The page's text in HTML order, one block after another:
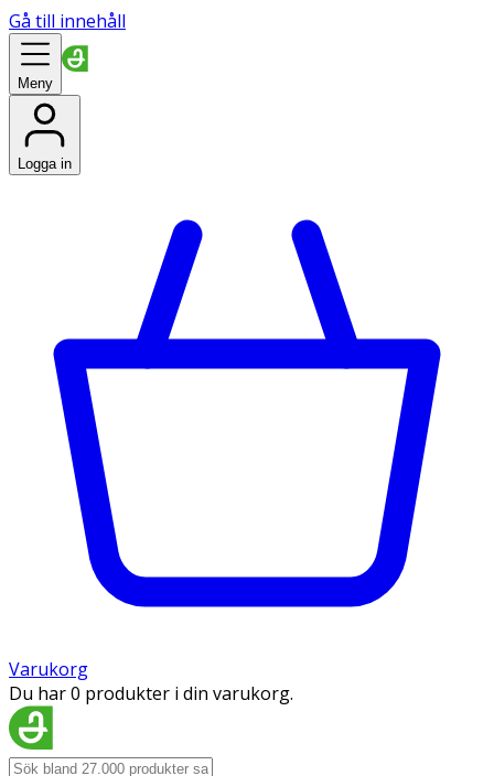
Gå till innehåll
Meny
Logga in
Varukorg
Du har 0 produkter i din varukorg.